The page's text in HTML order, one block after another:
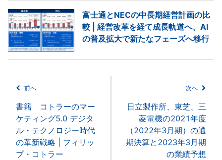
富士通とNECの中長期経営計画の比
較 | 経営改革を経て成長軌道へ、AI
の普及拡大で新たなフェーズへ移行
前へ
書籍 コトラーのマー
ケティング5.0 デジタ
ル・テクノロジー時代
の革新戦略 | フィリッ
プ・コトラー
次へ
日立製作所、東芝、三
菱電機の2021年度
（2022年3月期）の通
期決算と2023年3月期
の業績予想